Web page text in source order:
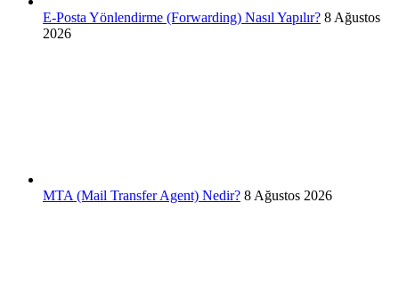
E-Posta Yönlendirme (Forwarding) Nasıl Yapılır? 8 Ağustos
2026
MTA (Mail Transfer Agent) Nedir? 8 Ağustos 2026